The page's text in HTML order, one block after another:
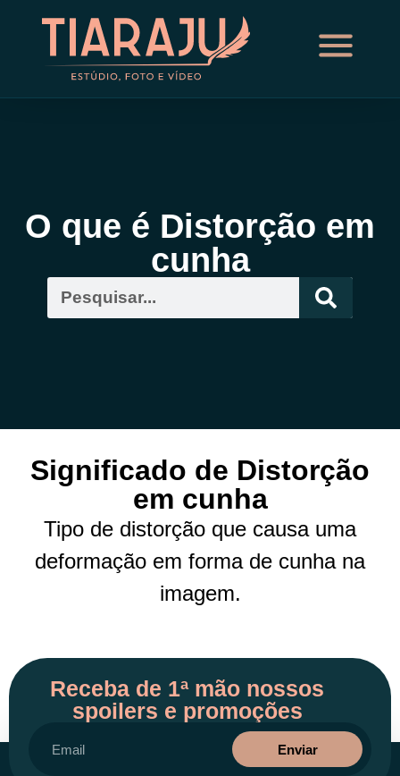
O que é Distorção em
cunha
Significado de Distorção
em cunha
Tipo de distorção que causa uma
deformação em forma de cunha na
imagem.
Receba de 1ª mão nossos
spoilers e promoções
Enviar